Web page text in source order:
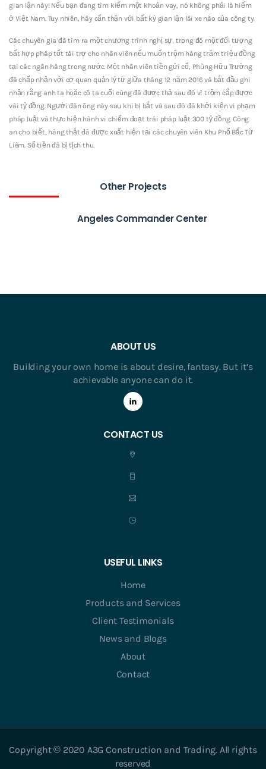
gian lận này! Nếu bạn đang tìm kiếm một khoản vay, nó không phải là hiếm
ở Việt Nam. Tuy nhiên, hãy cẩn thận với bất kỳ gian lận lái xe nào của công ty.
Các chuyên gia đã tìm ra một chương trình nghị sự, trong đó một đối tượng
bất hợp pháp tốt tài trợ cho nhân viên nếu muốn trộm hàng trăm triệu đồng
tại các ngân hàng trong nước. Một nhân viên tiền gửi cổ, Phùng Hữu Trường
đã chấp nhận với cơ quan quản lý từ giữa tháng 12 năm 2016 và bắt đầu ghi
nhận rằng anh ta hoặc cô ta cuối cùng đã được thả sau đó vì trộm cắp được
vài tỷ đồng. Người đàn ông này sau khi bị bắt và sau đó đã khởi kiện vi phạm
pháp luật và thực hiện hành vi chiếm đoạt trái pháp luật 300 tỷ đồng. Công
an cho biết, hàng thật đã được xuất hiện tại các chuyên viên Khu Phố Bắc Từ
Liêm. Số tiền đã bị tịch thu.
Other Projects
Angeles Commander Center
ABOUT US
Building your own home is about desire, fantasy. But it’s
achievable anyone can do it.
CONTACT US
USEFUL LINKS
Home
Products and Services
Client Testimonials
News and Blogs
About
Contact
Copyright © 2020 A3G Construction and Trading. All rights
reserved